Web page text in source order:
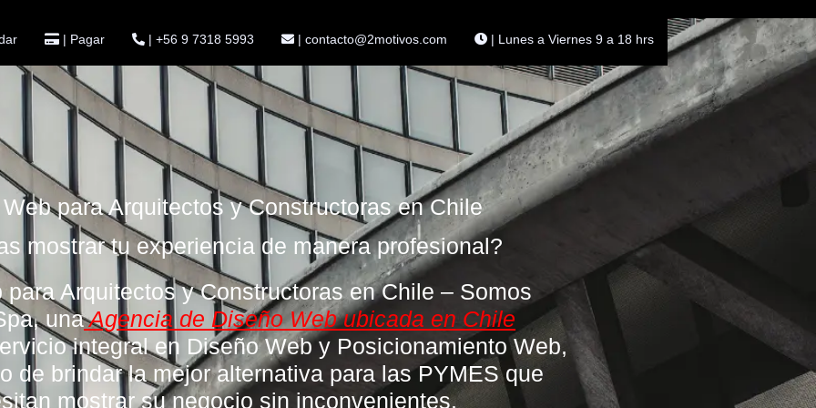
| Pagar | +56 9 7318 5993 | contacto@2motivos.com | Lunes a Viernes 9 a 18 hrs
para Arquitectos y Constructoras en Chile
mostrar tu experiencia de manera profesional?
para Arquitectos y Constructoras en Chile – Somos
unaAgencia de Diseño Web ubicada en Chile
integral en Diseño Web y Posicionamiento Web,
de brindar la mejor alternativa para lasPYMESque
mostrar su negocio sin inconvenientes.